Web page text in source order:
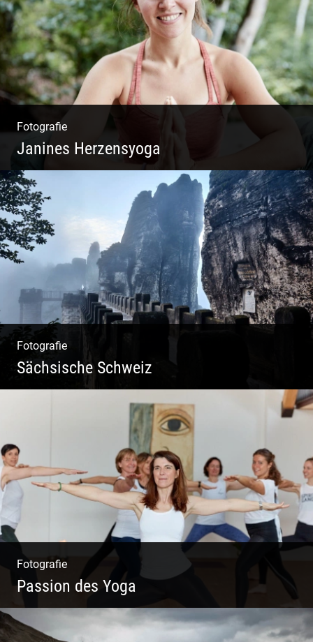
Fotografie
Janines Herzensyoga
Spontanes Yoga-Shooting
Fotografie
Sächsische Schweiz
Morgendliche Mystik im Elbsandsteingebirge
Fotografie
Passion des Yoga
Ein herzliches Team